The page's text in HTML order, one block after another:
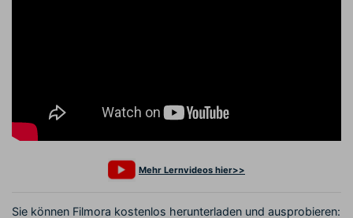
Mehr Lernvideos hier>>
Sie können Filmora kostenlos herunterladen und ausprobieren: